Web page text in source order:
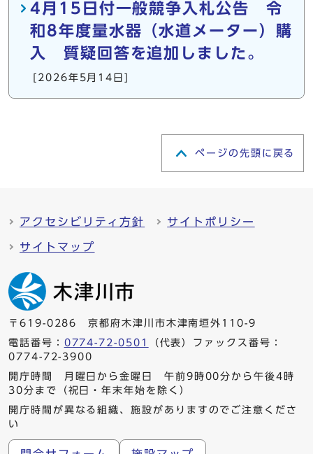
4月15日付一般競争入札公告 令
和8年度量水器（水道メーター）購
入 質疑回答を追加しました。
[2026年5月14日]
ページの先頭に戻る
アクセシビリティ方針 サイトポリシー
サイトマップ
〒619-0286 京都府木津川市木津南垣外110-9
電話番号： 0774-72-0501
（代表）ファックス番号：
0774-72-3900
開庁時間 月曜日から金曜日 午前9時00分から午後4時
30分まで（祝日・年末年始を除く）
開庁時間が異なる組織、施設がありますのでご注意くださ
い